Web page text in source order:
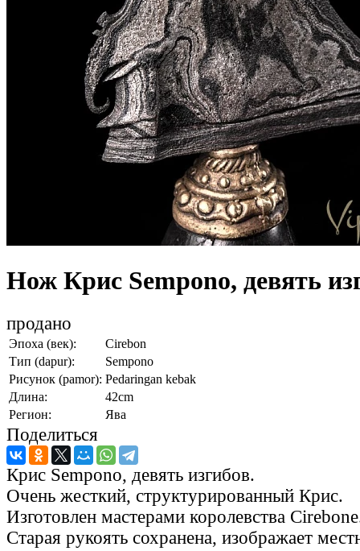
Нож Крис Sempono, девять
продано
Эпоха (век):
Cirebon
Тип (dapur):
Sempono
Рисунок (pamor): Pedaringan kebak
Длина:
42cm
Регион:
Ява
Поделиться
Крис Sempono, девять изгибов.
Очень жесткий, структурированный Крис.
Изготовлен мастерами королевства
Старая рукоять сохранена, изображает